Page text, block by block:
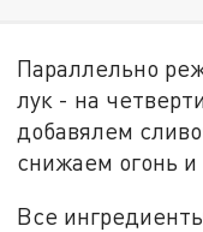
Параллельно
лук - на
добавялем
снижаем огонь и
Все